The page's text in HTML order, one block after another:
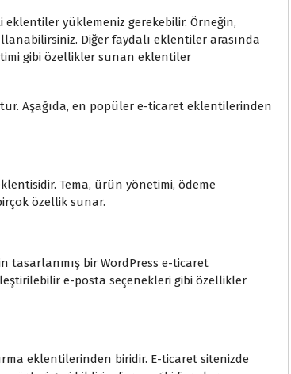
yüklemeniz gerekebilir. Örneğin,
Diğer faydalı eklentiler arasında
gibi özellikler sunan eklentiler
Aşağıda, en popüler e-ticaret eklentilerinden
Tema, ürün yönetimi, ödeme
özellik sunar.
tasarlanmış bir WordPress e-ticaret
e-posta seçenekleri gibi özellikler
eklentilerinden biridir. E-ticaret sitenizde